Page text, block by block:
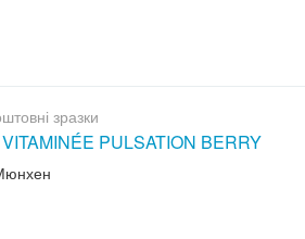
зразки
PULSATION BERRY